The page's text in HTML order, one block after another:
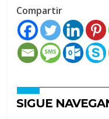
Compartir
SIGUE